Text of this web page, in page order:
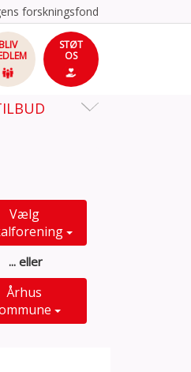
forskningsfond
BLIV
STØT
OS
Vælg
... eller
Århus